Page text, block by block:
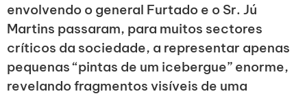
envolvendo o general Furtado e o Sr. Jú
Martins passaram, para muitos sectores
críticos da sociedade, a representar apenas
pequenas “pintas de um icebergue” enorme,
revelando fragmentos visíveis de uma